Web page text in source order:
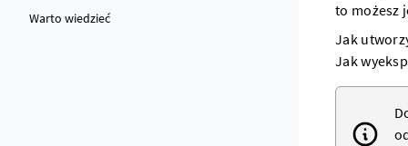
Warto wiedzieć
to możesz
Jak
Jak